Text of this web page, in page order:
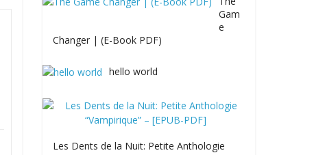
Gam
e
Changer | (E-Book PDF)
hello world
Les Dents de la Nuit: Petite Anthologie